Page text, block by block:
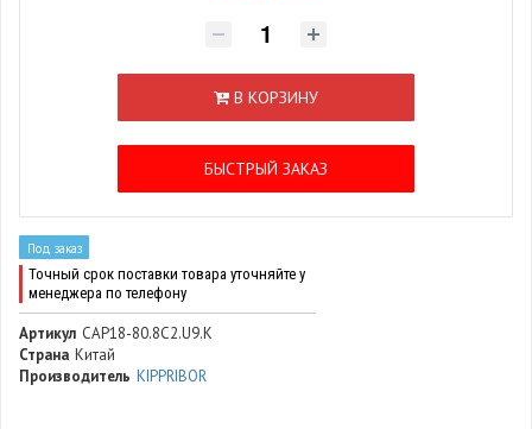
В КОРЗИНУ
БЫСТРЫЙ ЗАКАЗ
Под заказ
Точный срок поставки товара уточняйте у
менеджера по телефону
Артикул CAP18-80.8C2.U9.K
Страна Китай
Производитель KIPPRIBOR